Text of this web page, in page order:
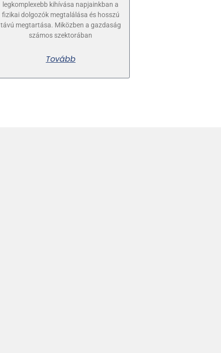
legkomplexebb kihívása napjainkban a
fizikai dolgozók megtalálása és hosszú
távú megtartása. Miközben a gazdaság
számos szektorában
Tovább